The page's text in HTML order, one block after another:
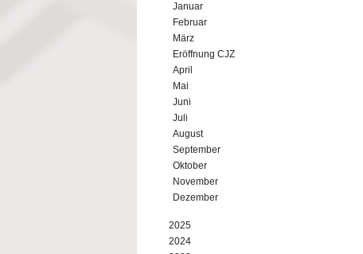
Januar
Februar
März
Eröffnung CJZ
April
Mai
Juni
Juli
August
September
Oktober
November
Dezember
2025
2024